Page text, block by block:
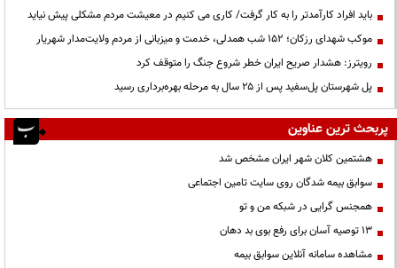
باید افراد کارآمدتر را به کار گرفت/ کاری می کنیم در معیشت مردم مشکلی پیش نیاید
موکب شهدای رزکان؛ ۱۵۲ شب همدلی، خدمت و میزبانی از مردم ولایت‌مدار شهریار
رویترز: هشدار صریح ایران خطر شروع جنگ را متوقف کرد
پل شهرستان پل‌سفید پس از ۲۵ سال به مرحله بهره‌برداری رسید
پربحث ترین عناوین
هشتمین کلان شهر ایران مشخص شد
سوابق بیمه شدگان روی سایت تامین اجتماعی
همجنس گرایی در شبکه من و تو
13 توصیه آسان برای رفع بوی بد دهان
مشاهده سامانه آنلاين سوابق بیمه